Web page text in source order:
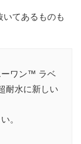
てあるものも
ーワン™ ラベ
耐水に新しい
。